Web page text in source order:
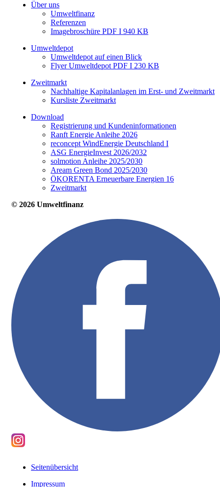
Über uns
Umweltfinanz
Referenzen
Imagebroschüre PDF I 940 KB
Umweltdepot
Umweltdepot auf einen Blick
Flyer Umweltdepot PDF I 230 KB
Zweitmarkt
Nachhaltige Kapitalanlagen im Erst- und Zweitmarkt
Kursliste Zweitmarkt
Download
Registrierung und Kundeninformationen
Ranft Energie Anleihe 2026
reconcept WindEnergie Deutschland I
ASG EnergieInvest 2026/2032
solmotion Anleihe 2025/2030
Aream Green Bond 2025/2030
ÖKORENTA Erneuerbare Energien 16
Zweitmarkt
© 2026 Umweltfinanz
Seitenübersicht
Impressum